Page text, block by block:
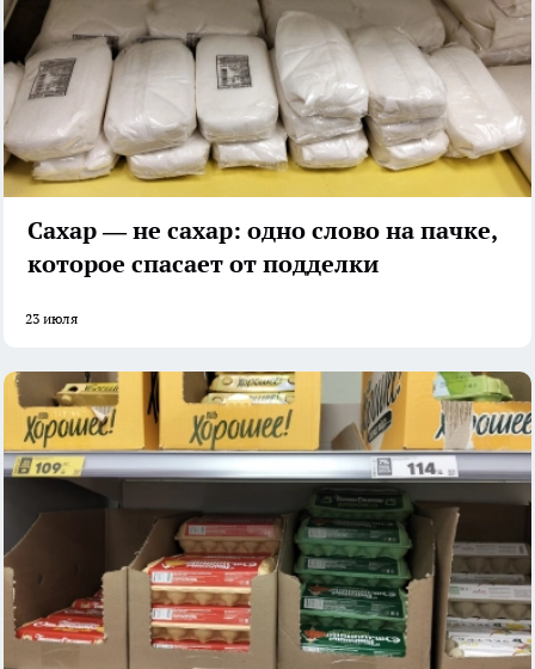
Сахар — не сахар: одно слово на пачке,
которое спасает от подделки
23 июля